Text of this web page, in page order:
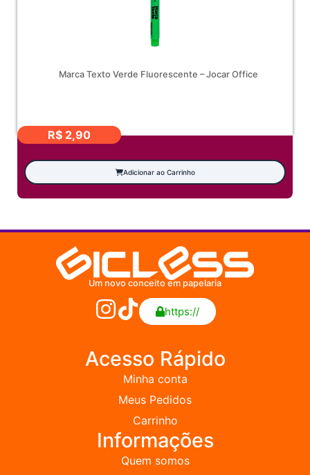
Marca Texto Verde Fluorescente – Jocar Office
R$ 2,90
Adicionar ao Carrinho
Um novo conceito em papelaria
https://
Acesso Rápido
Minha conta
Meus Pedidos
Carrinho
Informações
Quem somos